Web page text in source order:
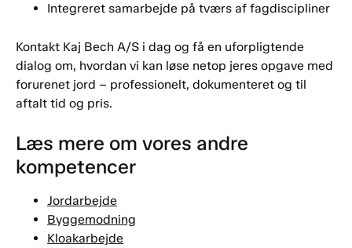
Integreret samarbejde på tværs af fagdiscipliner
Kontakt Kaj Bech A/S i dag og få en uforpligtende
dialog om, hvordan vi kan løse netop jeres opgave med
forurenet jord – professionelt, dokumenteret og til
aftalt tid og pris.
Læs mere om vores andre
kompetencer
Jordarbejde
Byggemodning
Kloakarbejde